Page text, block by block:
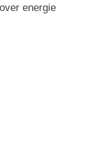
energie